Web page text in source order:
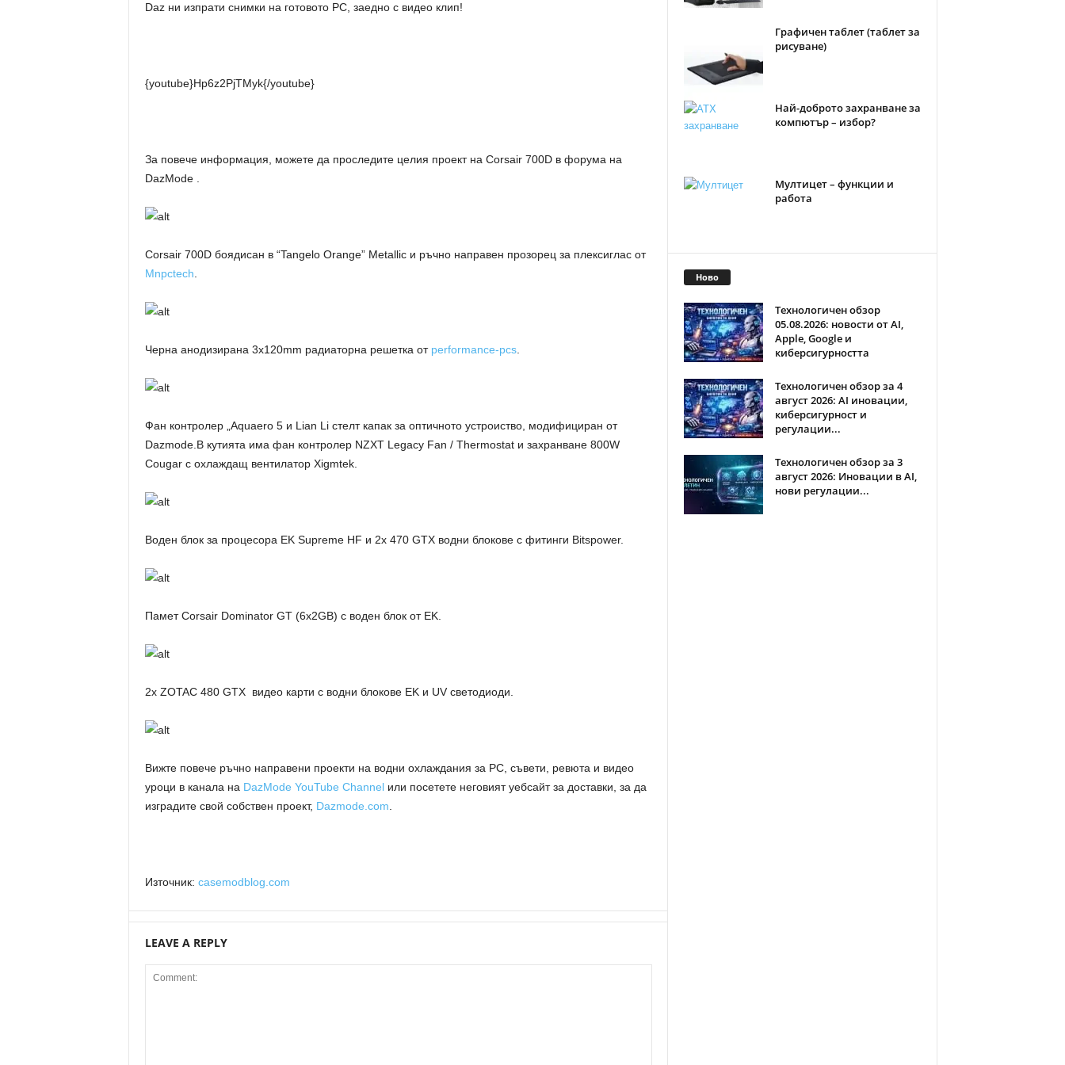
Daz ни изпрати снимки на готовото PC, заедно с видео клип!
{youtube}Hp6z2PjTMyk{/youtube}
За повече информация, можете да проследите целия проект на Corsair 700D в форума на
DazMode .
Corsair 700D боядисан в “Tangelo Orange” Metallic и ръчно направен прозорец за плексиглас от
Mnpctech
Черна анодизирана 3x120mm радиаторна решетка от performance-pcs.
Фан контролер „Aquaero 5 и Lian Li стелт капак за оптичното устроиство, модифициран от
Dazmode.В кутията има фан контролер NZXT Legacy Fan / Thermostat и захранване 800W
Cougar с охлаждащ вентилатор Xigmtek.
Воден блок за процесора EK Supreme HF и 2x 470 GTX водни блокове с фитинги Bitspower.
Памет Corsair Dominator GT (6x2GB) с воден блок от EK.
2x ZOTAC 480 GTX видео карти с водни блокове EK и UV светодиоди.
Вижте повече ръчно направени проекти на водни охлаждания за PC, съвети, ревюта и видео
уроци в канала на DazMode YouTube Channelили посетете неговият уебсайт за доставки, за да
изградите свой собствен проект, Dazmode.com
Източник: casemodblog.com
LEAVE A REPLY
Графичен таблет (таблет за
рисуване)
Най-доброто захранване за
компютър – избор?
Мултицет – функции и
работа
Ново
Технологичен обзор
05.08.2026: новости от AI,
Apple, Google и
киберсигурността
Технологичен обзор за 4
август 2026: AI иновации,
киберсигурност и
регулации...
Технологичен обзор за 3
август 2026: Иновации в AI,
нови регулации...